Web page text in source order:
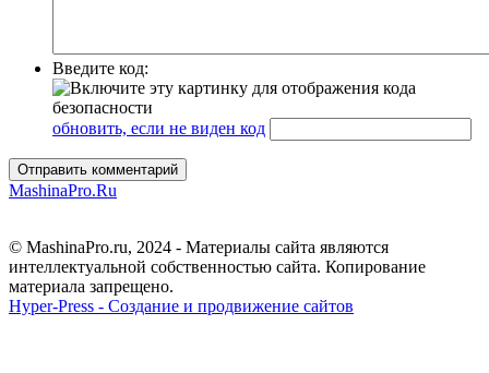
Введите код:
обновить, если не виден код
Отправить комментарий
MashinaPro.Ru
© MashinaPro.ru, 2024 - Материалы сайта являются
интеллектуальной собственностью сайта. Копирование
материала запрещено.
Hyper-Press - Создание и продвижение сайтов